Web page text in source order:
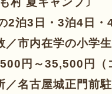
2泊3日・3泊4日・
／市内在学の小学
円～35,500円（
名古屋城正門前駐